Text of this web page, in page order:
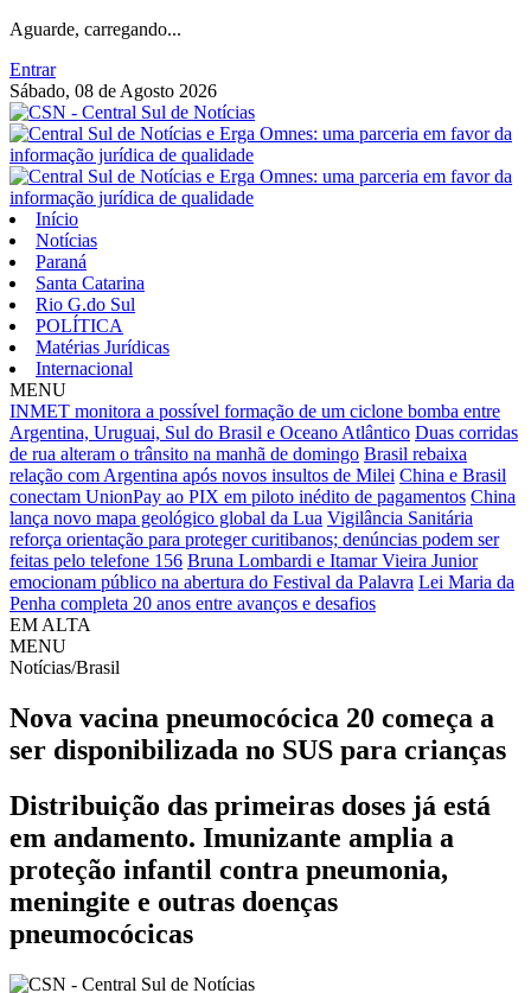
Aguarde, carregando...
Entrar
Sábado, 08 de Agosto 2026
Início
Notícias
Paraná
Santa Catarina
Rio G.do Sul
POLÍTICA
Matérias Jurídicas
Internacional
MENU
INMET monitora a possível formação de um ciclone bomba entre
Argentina, Uruguai, Sul do Brasil e Oceano Atlântico Duas corridas
de rua alteram o trânsito na manhã de domingo Brasil rebaixa
relação com Argentina após novos insultos de Milei China e Brasil
conectam UnionPay ao PIX em piloto inédito de pagamentos China
lança novo mapa geológico global da Lua Vigilância Sanitária
reforça orientação para proteger curitibanos; denúncias podem ser
feitas pelo telefone 156 Bruna Lombardi e Itamar Vieira Junior
emocionam público na abertura do Festival da Palavra Lei Maria da
Penha completa 20 anos entre avanços e desafios
EM ALTA
MENU
Notícias/Brasil
Nova vacina pneumocócica 20 começa a
ser disponibilizada no SUS para crianças
Distribuição das primeiras doses já está
em andamento. Imunizante amplia a
proteção infantil contra pneumonia,
meningite e outras doenças
pneumocócicas